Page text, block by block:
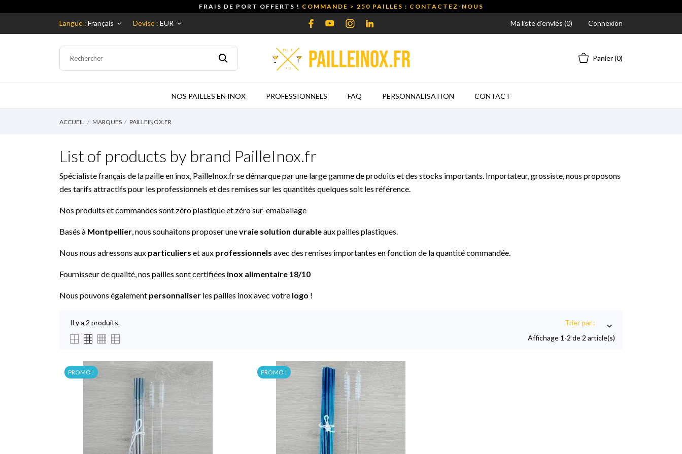
FRAIS DE PORT OFFERTS ! COMMANDE > 250 PAILLES : CONTACTEZ-NOUS
Langue : Français keyboard_arrow_down Devise : EUR keyboard_arrow_down Ma liste d'envies (0) Connexion
Panier(0)
NOS PAILLES EN INOX PROFESSIONNELS FAQ PERSONNALISATION CONTACT
ACCUEIL MARQUES PAILLEINOX.FR
List of products by brand PailleInox.fr
Spécialiste français de la paille en inox, PailleInox.fr se démarque par une large gamme de produits et des stocks importants. Importateur, grossiste, nous proposons
des tarifs attractifs pour les professionnels et des remises sur les quantités quelques soit les référence.
Nos produits et commandes sont zéro plastique et zéro sur-emaballage
Basés à Montpellier , nous souhaitons proposer unevraie solution durableaux pailles plastiques.
Nous nous adressons aux particuliers et aux professionnels avec des remises importantes en fonction de la quantité commandée.
Fournisseur de qualité, nos pailles sont certifiées inox alimentaire 18/10
Nous pouvons également personnaliser les pailles inox avec votre logo !
Il y a 2 produits. Trier par : 
Affichage 1-2 de 2 article(s)
PROMO ! PROMO !